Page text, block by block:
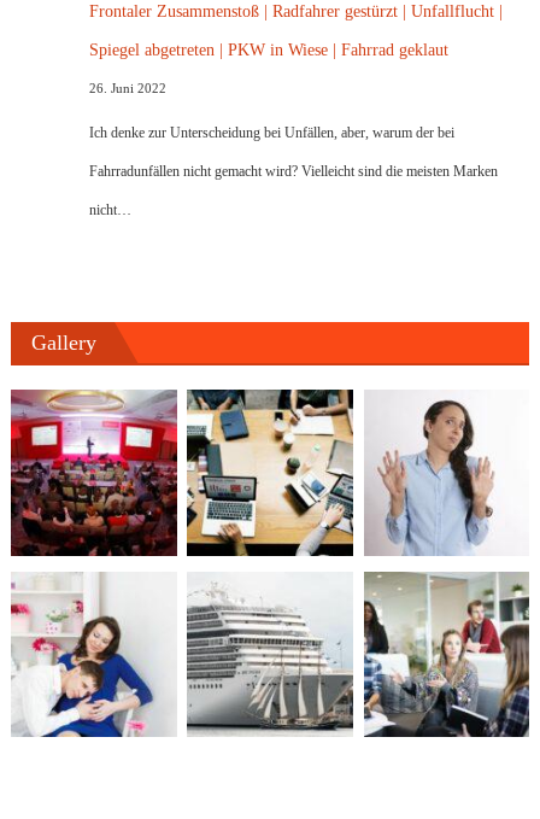
Frontaler Zusammenstoß | Radfahrer gestürzt | Unfallflucht |
Spiegel abgetreten | PKW in Wiese | Fahrrad geklaut
26. Juni 2022
Ich denke zur Unterscheidung bei Unfällen, aber, warum der bei
Fahrradunfällen nicht gemacht wird? Vielleicht sind die meisten Marken
nicht…
Gallery